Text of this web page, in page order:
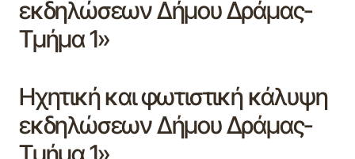
εκδηλώσεων Δήμου Δράμας-
Τμήμα 1»
Ηχητική και φωτιστική κάλυψη
εκδηλώσεων Δήμου Δράμας-